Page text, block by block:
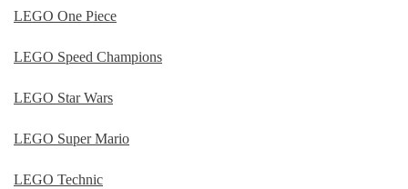
LEGO One Piece
LEGO Speed Champions
LEGO Star Wars
LEGO Super Mario
LEGO Technic